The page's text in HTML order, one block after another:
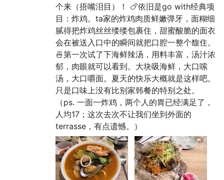
个来（捂嘴泪目）！ 🍗依旧是go with经典项
目：炸鸡。ta家的炸鸡肉质鲜嫩弹牙，面糊细
腻得把炸鸡丝丝缕缕包裹住，甜蜜酸脆的面衣
会在被送入口中的瞬间就把口腔一整个馥住。
🍜第一次试了下海鲜辣汤，用料丰富，汤汁浓
郁，肉眼就可以看到。大块吸海鲜，大口嗦
汤，大口嚼面。夏天的快乐大概就是这样吧。
只是口味上没有比别家韩餐的特别之处。
（ps. 一面一炸鸡，两个人的胃已经满足了，
人均17；这次去次不让我们坐到外面的
terrasse，有点遗憾。）